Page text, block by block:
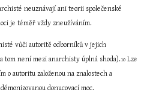
neuznávají ani teorii společenské
je téměř vždy zneužíváním.
vůči autoritě odborníků v jejich
tom není mezi anarchisty úplná shoda).10 Lze
o autoritu založenou na znalostech a
donucovací moc.